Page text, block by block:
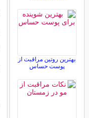
بهترین روتین مراقبت از
پوست حساس